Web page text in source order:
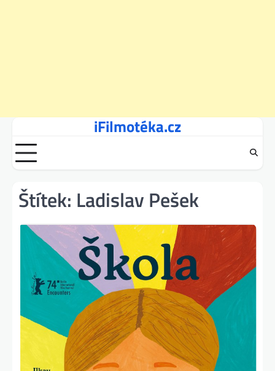
content
iFilmotéka.cz
Štítek: Ladislav Pešek